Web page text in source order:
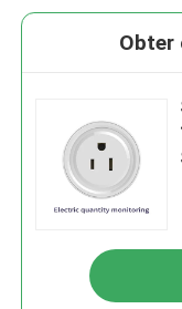
Obter